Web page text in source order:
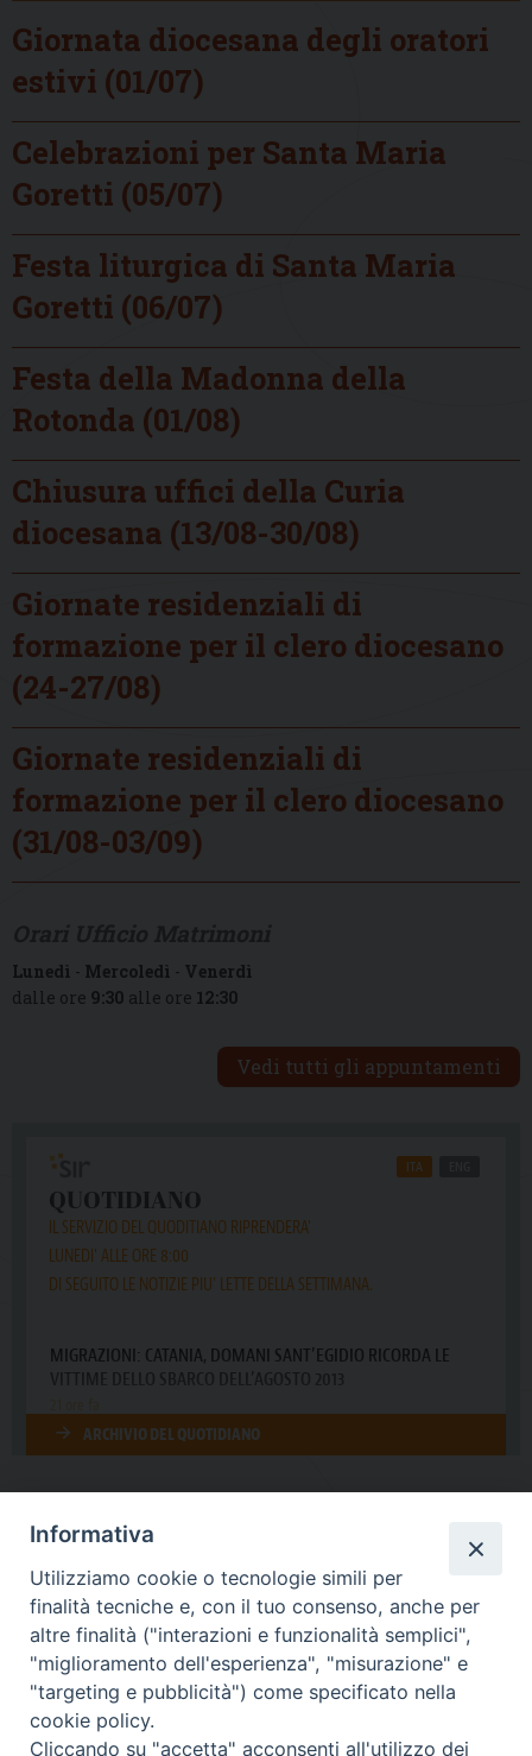
Giornata diocesana degli oratori
estivi (01/07)
Celebrazioni per Santa Maria
Goretti (05/07)
Festa liturgica di Santa Maria
Goretti (06/07)
Festa della Madonna della
Rotonda (01/08)
Chiusura uffici della Curia
diocesana (13/08-30/08)
Giornate residenziali di
formazione per il clero diocesano
(24-27/08)
Giornate residenziali di
formazione per il clero diocesano
(31/08-03/09)
Lunedì - Mercoledì - Venerdì
dalle ore 9:30 alle ore 12:30
Vedi tutti gli appuntamenti
DIOCESI SUBURBICARIA DI ALBANO
Contatti:Tel.: 06.93268401 - Fax.: 06.9323844
E-mail:curia@diocesidialbano.it
Orari: dal Lunedì al Venerdì Ore: 9:00 - 13:00
Informativa
Utilizziamo cookie o tecnologie simili per
finalità tecniche e, con il tuo consenso, anche per
altre finalità ("interazioni e funzionalità semplici",
"miglioramento dell'esperienza", "misurazione" e
"targeting e pubblicità") come specificato nella
cookie policy.
Cliccando su "accetta" acconsenti all'utilizzo dei